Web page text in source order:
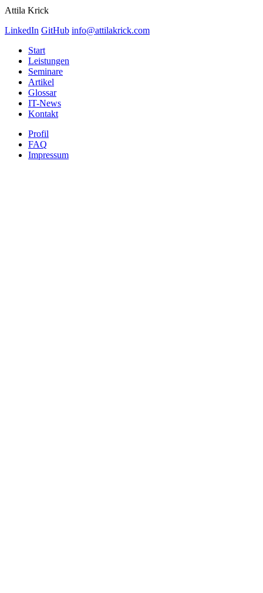
Attila Krick
LinkedIn GitHub info@attilakrick.com
Start
Leistungen
Seminare
Artikel
Glossar
IT-News
Kontakt
Profil
FAQ
Impressum